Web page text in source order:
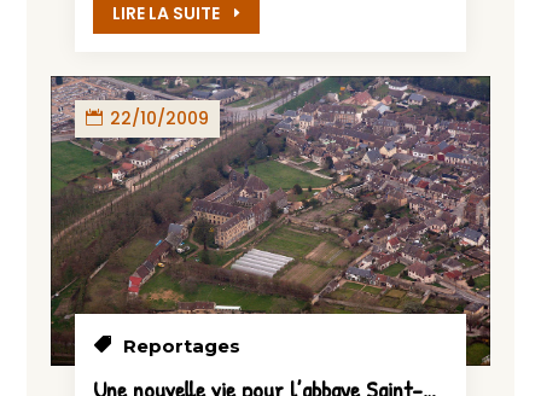
LIRE LA SUITE
22/10/2009
Reportages